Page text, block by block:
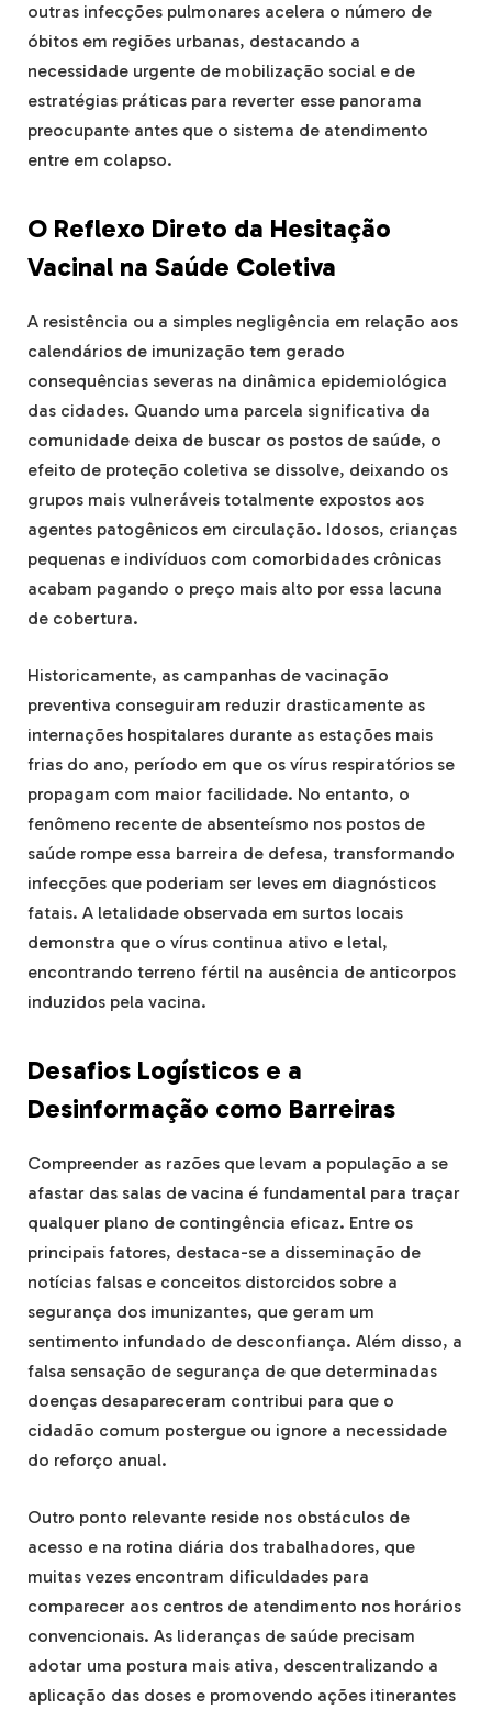
outras infecções pulmonares acelera o número de
óbitos em regiões urbanas, destacando a
necessidade urgente de mobilização social e de
estratégias práticas para reverter esse panorama
preocupante antes que o sistema de atendimento
entre em colapso.
O Reflexo Direto da Hesitação
Vacinal na Saúde Coletiva
A resistência ou a simples negligência em relação aos
calendários de imunização tem gerado
consequências severas na dinâmica epidemiológica
das cidades. Quando uma parcela significativa da
comunidade deixa de buscar os postos de saúde, o
efeito de proteção coletiva se dissolve, deixando os
grupos mais vulneráveis totalmente expostos aos
agentes patogênicos em circulação. Idosos, crianças
pequenas e indivíduos com comorbidades crônicas
acabam pagando o preço mais alto por essa lacuna
de cobertura.
Historicamente, as campanhas de vacinação
preventiva conseguiram reduzir drasticamente as
internações hospitalares durante as estações mais
frias do ano, período em que os vírus respiratórios se
propagam com maior facilidade. No entanto, o
fenômeno recente de absenteísmo nos postos de
saúde rompe essa barreira de defesa, transformando
infecções que poderiam ser leves em diagnósticos
fatais. A letalidade observada em surtos locais
demonstra que o vírus continua ativo e letal,
encontrando terreno fértil na ausência de anticorpos
induzidos pela vacina.
Desafios Logísticos e a
Desinformação como Barreiras
Compreender as razões que levam a população a se
afastar das salas de vacina é fundamental para traçar
qualquer plano de contingência eficaz. Entre os
principais fatores, destaca-se a disseminação de
notícias falsas e conceitos distorcidos sobre a
segurança dos imunizantes, que geram um
sentimento infundado de desconfiança. Além disso, a
falsa sensação de segurança de que determinadas
doenças desapareceram contribui para que o
cidadão comum postergue ou ignore a necessidade
do reforço anual.
Outro ponto relevante reside nos obstáculos de
acesso e na rotina diária dos trabalhadores, que
muitas vezes encontram dificuldades para
comparecer aos centros de atendimento nos horários
convencionais. As lideranças de saúde precisam
adotar uma postura mais ativa, descentralizando a
aplicação das doses e promovendo ações itinerantes